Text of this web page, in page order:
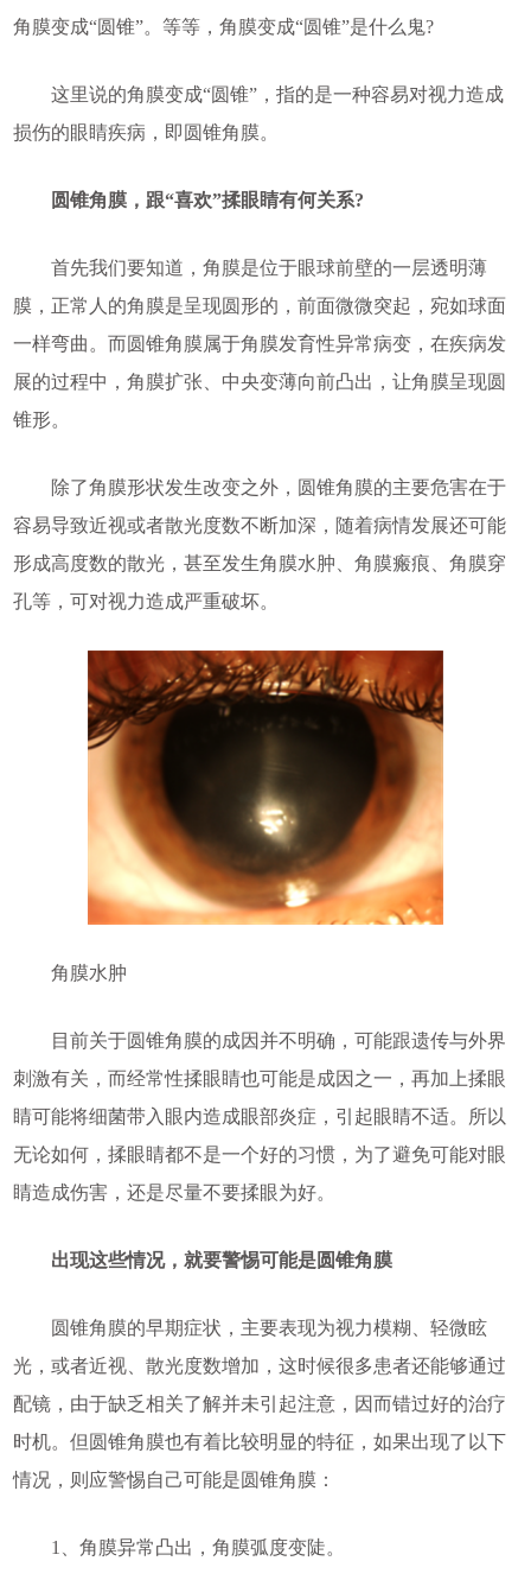
角膜变成“圆锥”。等等，角膜变成“圆锥”是什么鬼?
这里说的角膜变成“圆锥”，指的是一种容易对视力造成
损伤的眼睛疾病，即圆锥角膜。
圆锥角膜，跟“喜欢”揉眼睛有何关系?
首先我们要知道，角膜是位于眼球前壁的一层透明薄
膜，正常人的角膜是呈现圆形的，前面微微突起，宛如球面
一样弯曲。而圆锥角膜属于角膜发育性异常病变，在疾病发
展的过程中，角膜扩张、中央变薄向前凸出，让角膜呈现圆
锥形。
除了角膜形状发生改变之外，圆锥角膜的主要危害在于
容易导致近视或者散光度数不断加深，随着病情发展还可能
形成高度数的散光，甚至发生角膜水肿、角膜瘢痕、角膜穿
孔等，可对视力造成严重破坏。
角膜水肿
目前关于圆锥角膜的成因并不明确，可能跟遗传与外界
刺激有关，而经常性揉眼睛也可能是成因之一，再加上揉眼
睛可能将细菌带入眼内造成眼部炎症，引起眼睛不适。所以
无论如何，揉眼睛都不是一个好的习惯，为了避免可能对眼
睛造成伤害，还是尽量不要揉眼为好。
出现这些情况，就要警惕可能是圆锥角膜
圆锥角膜的早期症状，主要表现为视力模糊、轻微眩
光，或者近视、散光度数增加，这时候很多患者还能够通过
配镜，由于缺乏相关了解并未引起注意，因而错过好的治疗
时机。但圆锥角膜也有着比较明显的特征，如果出现了以下
情况，则应警惕自己可能是圆锥角膜：
1、角膜异常凸出，角膜弧度变陡。